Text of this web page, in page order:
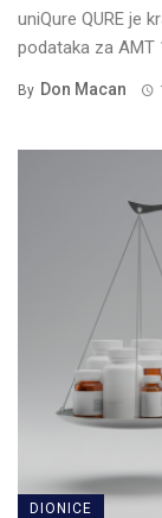
uniQure QURE je
podataka za AMT
By Don Macan
DIONICE